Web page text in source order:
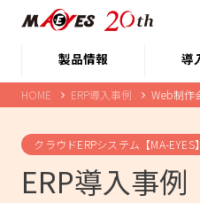
製品情報 導
HOME ERP導入事例 Web制作
クラウドERPシステム【MA-EYES】
ERP導入事例